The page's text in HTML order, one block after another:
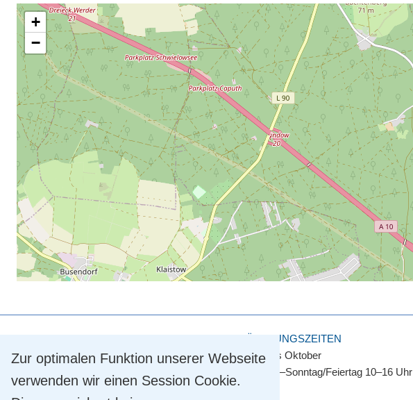
Zur optimalen Funktion unserer Webseite
verwenden wir einen Session Cookie.
+
−
Touristinformation
14548 Schwielowsee OT Caputh
ÖFFNUNGSZEITEN
April bis Oktober
Montag–Sonntag/Feiertag 10–16 Uhr